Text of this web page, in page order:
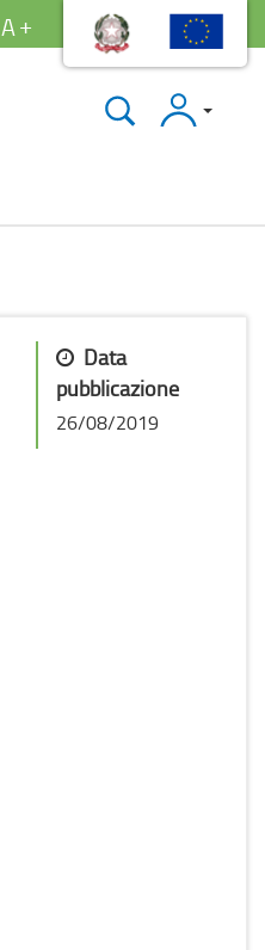
A
Accedi
Data
pubblicazione
26/08/2019